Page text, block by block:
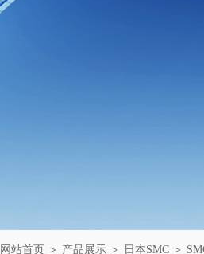
网站首页 ＞ 产品展示 ＞ 日本SMC ＞